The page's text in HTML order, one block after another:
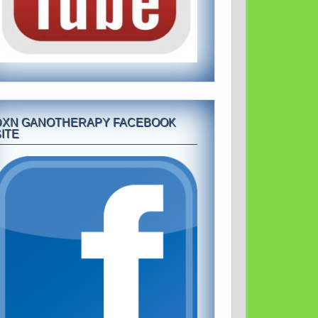
GANOTHERAPY FACEBOOK